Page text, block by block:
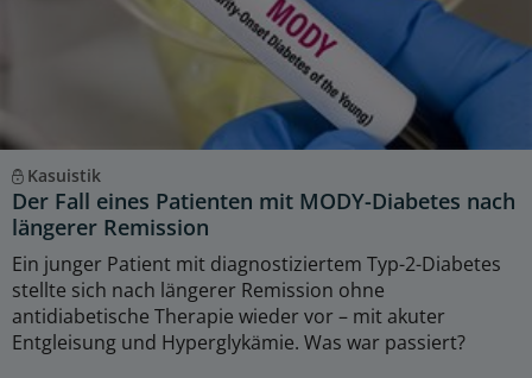
Kasuistik
Der Fall eines Patienten mit MODY-Diabetes nach
längerer Remission
Ein junger Patient mit diagnostiziertem Typ-2-Diabetes
stellte sich nach längerer Remission ohne
antidiabetische Therapie wieder vor – mit akuter
Entgleisung und Hyperglykämie. Was war passiert?